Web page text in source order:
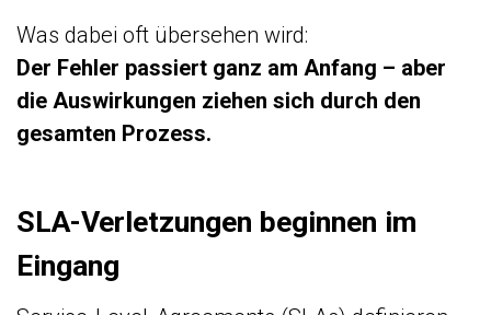
Was dabei oft übersehen wird:
Der Fehler passiert ganz am Anfang – aber
die Auswirkungen ziehen sich durch den
gesamten Prozess.
SLA-Verletzungen beginnen im
Eingang